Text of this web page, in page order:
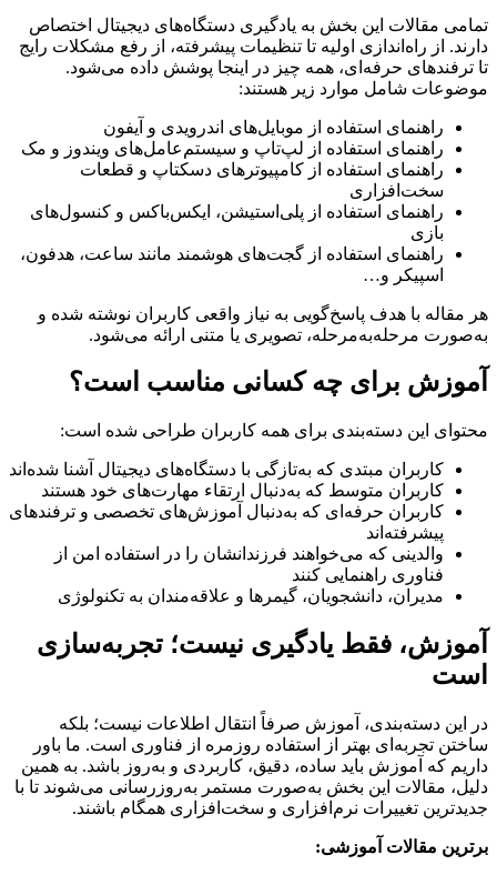
تمامی مقالات این بخش به یادگیری دستگاه‌های دیجیتال اختصاص
دارند. از راه‌اندازی اولیه تا تنظیمات پیشرفته، از رفع مشکلات رایج
تا ترفندهای حرفه‌ای، همه چیز در اینجا پوشش داده می‌شود.
موضوعات شامل موارد زیر هستند:
راهنمای استفاده از موبایل‌های اندرویدی و آیفون
راهنمای استفاده از لپ‌تاپ و سیستم‌عامل‌های ویندوز و مک
راهنمای استفاده از کامپیوترهای دسکتاپ و قطعات
سخت‌افزاری
راهنمای استفاده از پلی‌استیشن، ایکس‌باکس و کنسول‌های
بازی
راهنمای استفاده از گجت‌های هوشمند مانند ساعت، هدفون،
اسپیکر و…
هر مقاله با هدف پاسخ‌گویی به نیاز واقعی کاربران نوشته شده و
به‌صورت مرحله‌به‌مرحله، تصویری یا متنی ارائه می‌شود.
آموزش برای چه کسانی مناسب است؟
محتوای این دسته‌بندی برای همه کاربران طراحی شده است:
کاربران مبتدی که به‌تازگی با دستگاه‌های دیجیتال آشنا شده‌اند
کاربران متوسط که به‌دنبال ارتقاء مهارت‌های خود هستند
کاربران حرفه‌ای که به‌دنبال آموزش‌های تخصصی و ترفندهای
پیشرفته‌اند
والدینی که می‌خواهند فرزندانشان را در استفاده امن از
فناوری راهنمایی کنند
مدیران، دانشجویان، گیمرها و علاقه‌مندان به تکنولوژی
آموزش، فقط یادگیری نیست؛ تجربه‌سازی
است
در این دسته‌بندی، آموزش صرفاً انتقال اطلاعات نیست؛ بلکه
ساختن تجربه‌ای بهتر از استفاده روزمره از فناوری است. ما باور
داریم که آموزش باید ساده، دقیق، کاربردی و به‌روز باشد. به همین
دلیل، مقالات این بخش به‌صورت مستمر به‌روزرسانی می‌شوند تا با
جدیدترین تغییرات نرم‌افزاری و سخت‌افزاری همگام باشند.
برترین مقالات آموزشی: